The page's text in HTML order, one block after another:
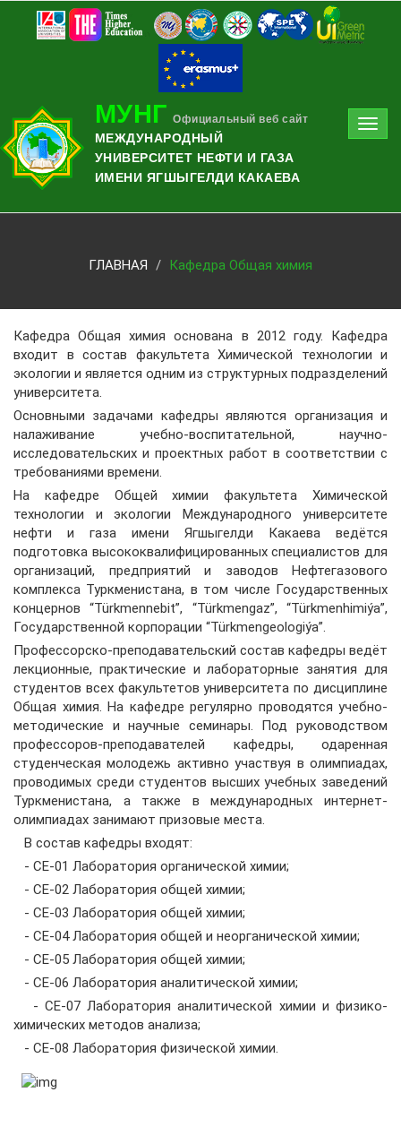
МУНГ Официальный веб сайт
МЕЖДУНАРОДНЫЙ
УНИВЕРСИТЕТ НЕФТИ И ГАЗА
ИМЕНИ ЯГШЫГЕЛДИ КАКАЕВА
ГЛАВНАЯ Кафедра Общая химия
Кафедра Общая химия основана в 2012 году. Кафедра
входит в состав факультета Химической технологии и
экологии и является одним из структурных подразделений
университета.
Основными задачами кафедры являются организация и
налаживание учебно-воспитательной, научно-
исследовательских и проектных работ в соответствии с
требованиями времени.
На кафедре Общей химии факультета Химической
технологии и экологии Международного университете
нефти и газа имени Ягшыгелди Какаева ведётся
подготовка высококвалифицированных специалистов для
организаций, предприятий и заводов Нефтегазового
комплекса Туркменистана, в том числе Государственных
концернов “Türkmennebit”, “Türkmengaz”, “Türkmenhimiýa”,
Государственной корпорации “Türkmengeologiýa”.
Профессорско-преподавательский состав кафедры ведёт
лекционные, практические и лабораторные занятия для
студентов всех факультетов университета по дисциплине
Общая химия. На кафедре регулярно проводятся учебно-
методические и научные семинары. Под руководством
профессоров-преподавателей кафедры, одаренная
студенческая молодежь активно участвуя в олимпиадах,
проводимых среди студентов высших учебных заведений
Туркменистана, а также в международных интернет-
олимпиадах занимают призовые места.
В состав кафедры входят:
- CE-01 Лаборатория органической химии;
- CE-02 Лаборатория общей химии;
- CE-03 Лаборатория общей химии;
- CE-04 Лаборатория oбщeй и неорганической химии;
- CE-05 Лаборатория общей химии;
- CE-06 Лаборатория аналитической химии;
- CE-07 Лаборатория аналитической химии и физико-
химических методов анализа;
- CE-08 Лаборатория физической химии.